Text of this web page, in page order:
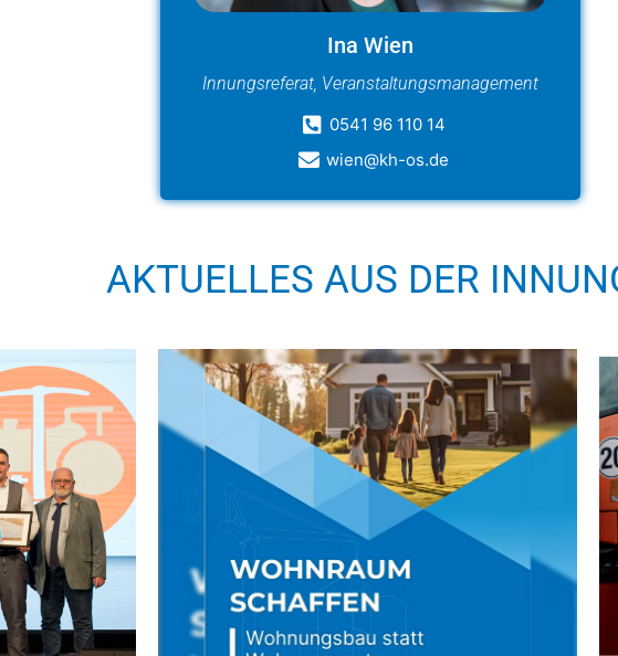
Ina Wien
Innungsreferat, Veranstaltungsmanagement
0541 96 110 14
wien@kh-os.de
AKTUELLES AUS DER